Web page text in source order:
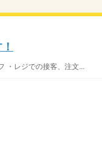
レジでの接客、注文...